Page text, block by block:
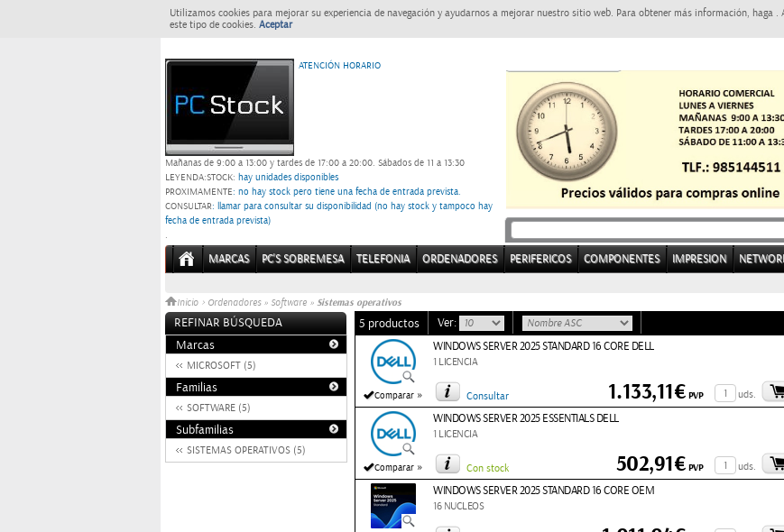
Utilizamos cookies para mejorar su experiencia de navegación y ayudarnos a mejorar nuestro sitio web. Para obtener más información, haga
este tipo de cookies. Aceptar
ATENCIÓN HORARIO
Mañanas de 9:00 a 13:00 y tardes de 17:00 a 20:00. Sábados de 11 a 13:30
LEYENDA:STOCK: hay unidades disponibles
PROXIMAMENTE: no hay stock pero tiene una fecha de entrada prevista.
CONSULTAR: llamar para consultar su disponibilidad (no hay stock y tampoco hay
fecha de entrada prevista)
.
MARCAS PC'S SOBREMESA TELEFONIA ORDENADORES PERIFERICOS COMPONENTES IMPRESION
Inicio > Ordenadores » Software » Sistemas operativos
REFINAR BÚSQUEDA
Marcas
MICROSOFT (5)
Familias
SOFTWARE (5)
Subfamilias
SISTEMAS OPERATIVOS (5)
5 productos Ver:
Comparar »
WINDOWS SERVER 2025 STANDARD 16 CORE DELL
1 LICENCIA
Consultar uds.
1.133,11€PVP
Comparar »
WINDOWS SERVER 2025 ESSENTIALS DELL
1 LICENCIA
Con stock uds.
502,91€PVP
WINDOWS SERVER 2025 STANDARD 16 CORE OEM
16 NUCLEOS